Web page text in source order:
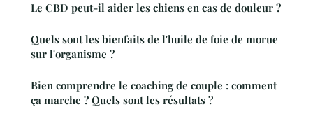
Le CBD peut-il aider les chiens en cas de douleur ?
Quels sont les bienfaits de l'huile de foie de morue
sur l'organisme ?
Bien comprendre le coaching de couple : comment
ça marche ? Quels sont les résultats ?